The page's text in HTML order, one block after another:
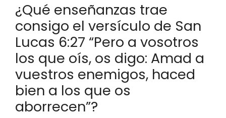
¿Qué enseñanzas trae
consigo el versículo de San
Lucas 6:27 “Pero a vosotros
los que oís, os digo: Amad a
vuestros enemigos, haced
bien a los que os
aborrecen”?